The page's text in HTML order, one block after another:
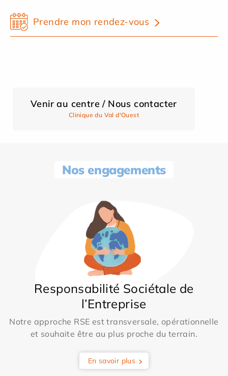
Prendre mon rendez-vous
Venir au centre / Nous contacter
Clinique du Val d'Ouest
Nos engagements
Responsabilité Sociétale de
l’Entreprise
Notre approche RSE est transversale, opérationnelle
et souhaite être au plus proche du terrain.
En savoir plus